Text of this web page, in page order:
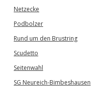
Netzecke
Podbolzer
Rund um den Brustring
Scudetto
Seitenwahl
SG Neureich-Bimbeshausen